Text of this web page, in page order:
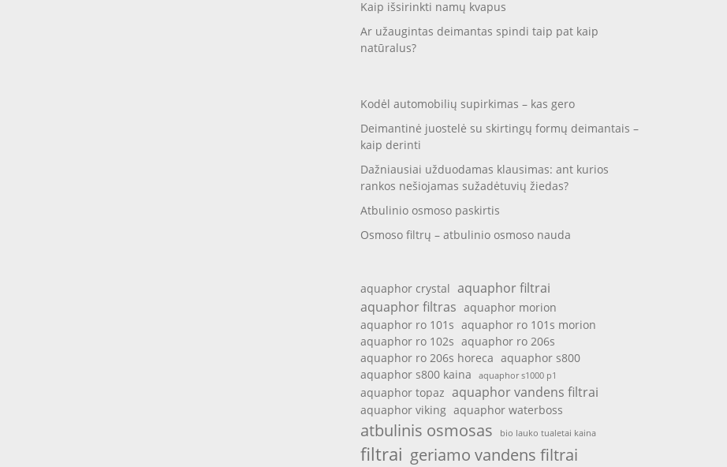
Kaip išsirinkti namų kvapus
Ar užaugintas deimantas spindi taip pat kaip
natūralus?
Kodėl automobilių supirkimas – kas gero
Deimantinė juostelė su skirtingų formų deimantais –
kaip derinti
Dažniausiai užduodamas klausimas: ant kurios
rankos nešiojamas sužadėtuvių žiedas?
Atbulinio osmoso paskirtis
Osmoso filtrų – atbulinio osmoso nauda
aquaphor crystal aquaphor filtrai
aquaphor filtras aquaphor morion
aquaphor ro 101s aquaphor ro 101s morion
aquaphor ro 102s aquaphor ro 206s
aquaphor ro 206s horeca aquaphor s800
aquaphor s800 kaina
aquaphor s1000 p1
aquaphor topaz aquaphor vandens filtrai
aquaphor viking aquaphor waterboss
atbulinis osmosas bio lauko tualetai kaina
filtrai geriamo vandens filtrai